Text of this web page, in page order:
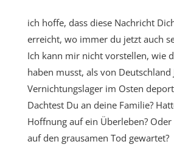
ich hoffe, dass diese Nachricht
erreicht, wo immer du jetzt auch
Ich kann mir nicht vorstellen, wie
haben musst, als von Deutschland
Vernichtungslager im Osten
Dachtest Du an deine Familie?
Hoffnung auf ein Überleben?
auf den grausamen Tod gewartet?